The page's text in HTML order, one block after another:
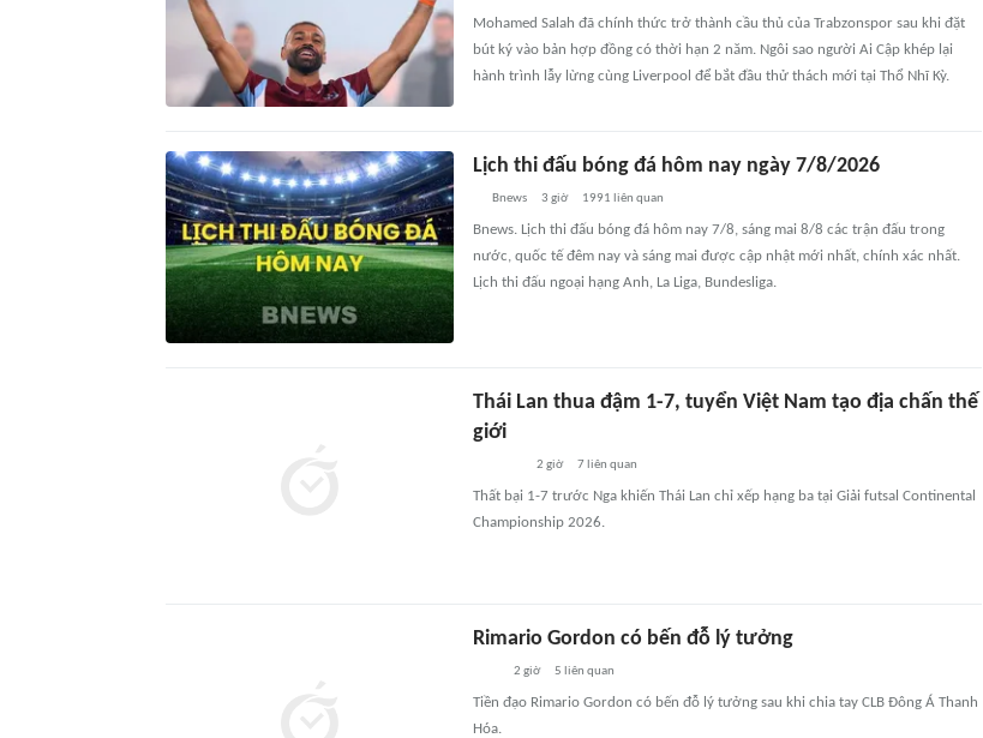
Mohamed Salah đã chính thức trở thành cầu thủ của Trabzonspor sau khi đặt
bút ký vào bản hợp đồng có thời hạn 2 năm. Ngôi sao người Ai Cập khép lại
hành trình lẫy lừng cùng Liverpool để bắt đầu thử thách mới tại Thổ Nhĩ Kỳ.
Lịch thi đấu bóng đá hôm nay ngày 7/8/2026
Bnews 3 giờ 1991 liên quan
Bnews. Lịch thi đấu bóng đá hôm nay 7/8, sáng mai 8/8 các trận đấu trong
nước, quốc tế đêm nay và sáng mai được cập nhật mới nhất, chính xác nhất.
Lịch thi đấu ngoại hạng Anh, La Liga, Bundesliga.
Thái Lan thua đậm 1-7, tuyển Việt Nam tạo địa chấn thế
giới
2 giờ 7liên quan
Thất bại 1-7 trước Nga khiến Thái Lan chỉ xếp hạng ba tại Giải futsal Continental
Championship 2026.
Rimario Gordon có bến đỗ lý tưởng
2 giờ 5 liên quan
Tiền đạo Rimario Gordon có bến đỗ lý tưởng sau khi chia tay CLB Đông Á Thanh
Hóa.